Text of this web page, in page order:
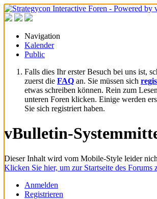
Navigation
Kalender
Public
Falls dies Ihr erster Besuch bei uns ist,
zuerst die FAQ an. Sie müssen sich
etwas schreiben können. Rein zum
unteren Foren klicken. Einige werden
Sie sich registriert haben.
vBulletin-
Dieser Inhalt wird vom Mobile-Style leider
Klicken Sie hier, um zur Startseite des Forums
Anmelden
Registrieren